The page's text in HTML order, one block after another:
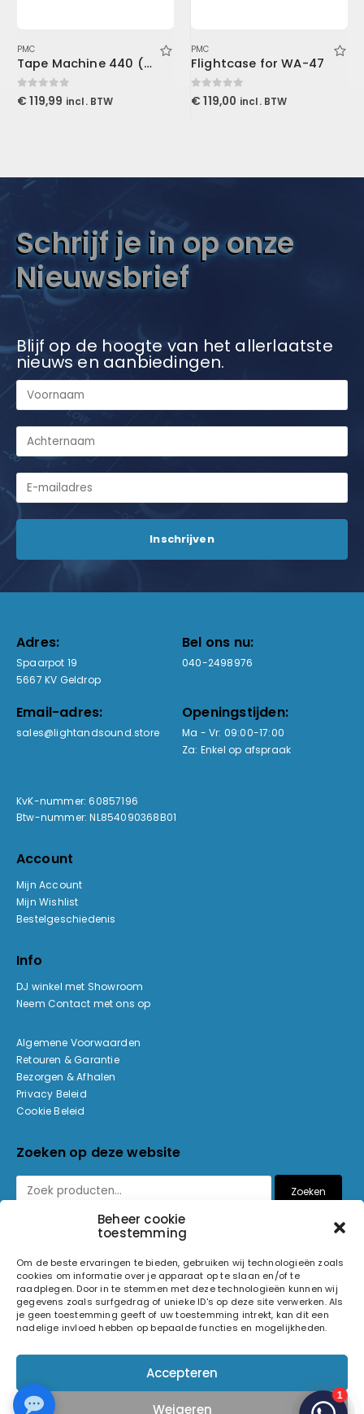
Beheer cookie
toestemming
Om de beste ervaringen te bieden, gebruiken wij technologieën zoals
cookies om informatie over je apparaat op te slaan en/of te
raadplegen. Door in te stemmen met deze technologieën kunnen wij
gegevens zoals surfgedrag of unieke ID's op deze site verwerken. Als
je geen toestemming geeft of uw toestemming intrekt, kan dit een
nadelige invloed hebben op bepaalde functies en mogelijkheden.
Accepteren
Weigeren
PMC
Tape Machine 440 (Download)
0out of 5
€ 119,99 incl. BTW
PMC
Flightcase for WA-47
0out of 5
€ 119,00 incl. BTW
Schrijf je in op onze
Nieuwsbrief
Blijf op de hoogte van het allerlaatste
nieuws en aanbiedingen.
Adres:
Spaarpot 19
5667 KV Geldrop
Bel ons nu:
040-2498976
Email-adres:
sales@lightandsound.store
Openingstijden:
Ma - Vr: 09:00-17:00
Za: Enkel op afspraak
KvK-nummer: 60857196
Btw-nummer: NL854090368B01
Account
Mijn Account
Mijn Wishlist
Bestelgeschiedenis
Info
DJ winkel met Showroom
Neem Contact met ons op
Algemene Voorwaarden
Retouren & Garantie
Bezorgen & Afhalen
Privacy Beleid
Cookie Beleid
Zoeken op deze website
Zoeken
© 2026 Light and Sound Factory. Alle rechten voorbehouden.